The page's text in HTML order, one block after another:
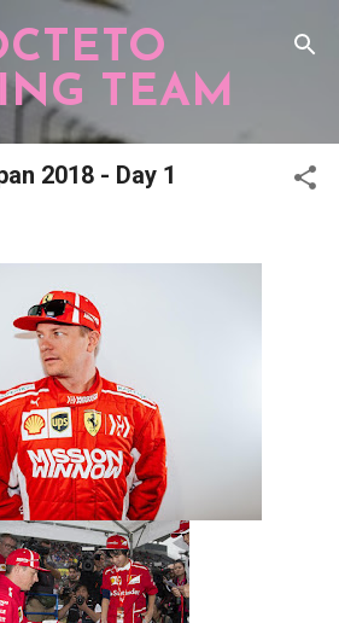
o conteúdo principal
TEAM
2018 - Day 1